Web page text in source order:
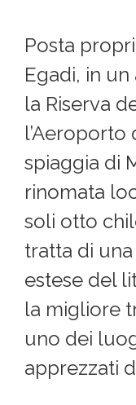
Posta
Egadi, in
la Riserva
l’Aeroporto
spiaggia di
rinomata
soli otto
tratta di
estese del
la migliore
uno dei
apprezzati